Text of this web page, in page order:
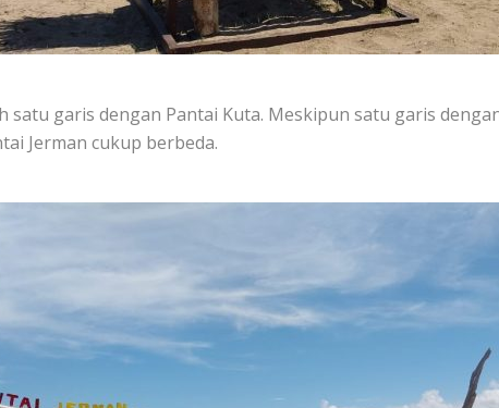
satu garis dengan Pantai Kuta. Meskipun satu garis
Jerman cukup berbeda.